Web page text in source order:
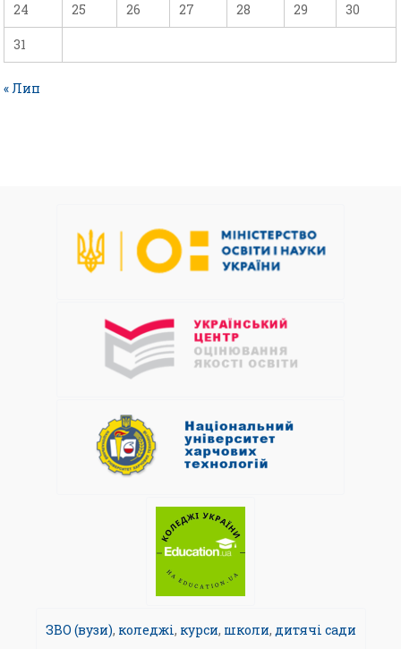
24 25 26 27 28 29 30
31
« Лип
ЗВО (вузи), коледжі, курси, школи, дитячі сади